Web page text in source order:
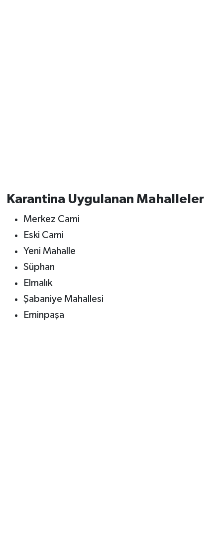
Karantina Uygulanan Mahalleler
Merkez Cami
Eski Cami
Yeni Mahalle
Süphan
Elmalık
Şabaniye Mahallesi
Eminpaşa